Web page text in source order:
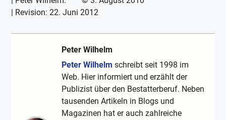
| Revision:22. Juni 2012
Peter Wilhelm
Peter Wilhelm schreibt seit 1998 im
Web. Hier informiert und erzählt der
Publizist über den Bestatterberuf. Neben
tausenden Artikeln in Blogs und
Magazinen hat er auch zahlreiche